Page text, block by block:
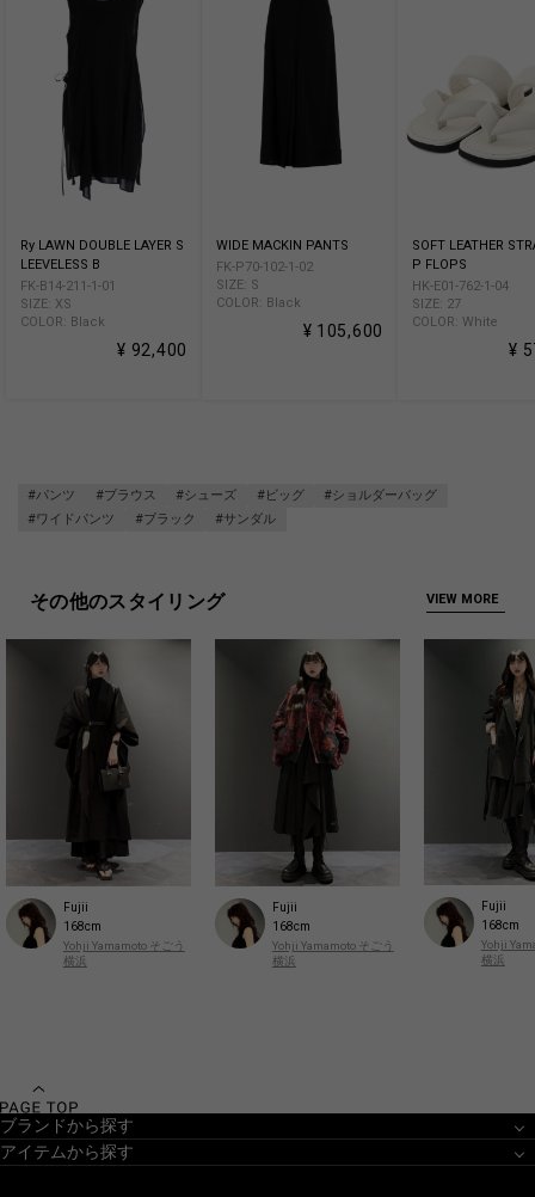
Ry LAWN DOUBLE LAYER S
LEEVELESS B
FK-B14-211-1-01
SIZE: XS
COLOR: Black
¥ 92,400
WIDE MACKIN PANTS
FK-P70-102-1-02
SIZE: S
COLOR: Black
¥ 105,600
SOFT LEATHER
P FLOPS
HK-E01-762-1-04
SIZE: 27
COLOR: White
¥
#パンツ #ブラウス #シューズ #ビッグ
#ショルダーバッグ
#ワイドパンツ
#ブラック #サンダル
その他のスタイリング VIEW MORE
Fujii
168cm
Yohji Yamamoto そごう
横浜
Fujii
168cm
Yohji Yamamoto そごう
横浜
Fujii
168cm
Yohji
横浜
ブランドから探す
アイテムから探す